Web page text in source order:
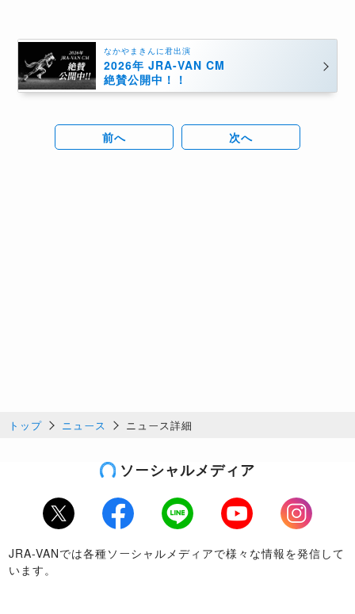
なかやまきんに君出演
2026年 JRA-VAN CM
絶賛公開中！！
前へ 次へ
トップ ニュース ニュース詳細
ソーシャルメディア
Twitter Facebook LINE Youtube
Instagram
JRA-VANでは各種ソーシャルメディアで様々な情報を発信して
います。